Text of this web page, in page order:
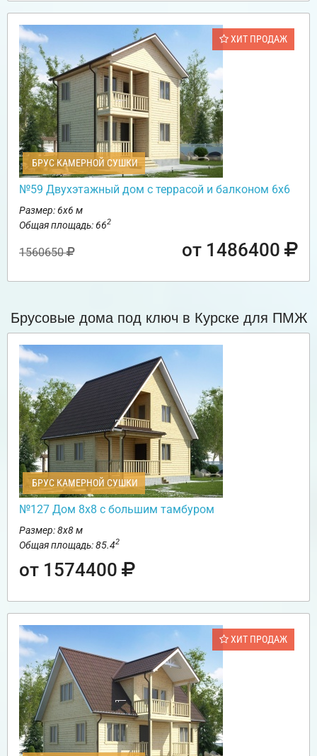
ХИТ ПРОДАЖ
БРУС КАМЕРНОЙ СУШКИ
№59 Двухэтажный дом с террасой и балконом 6х6
Размер: 6х6 м
Общая площадь: 662
1560650 от 1486400
Брусовые дома под ключ в Курске для ПМЖ
БРУС КАМЕРНОЙ СУШКИ
№127 Дом 8х8 с большим тамбуром
Размер: 8х8 м
Общая площадь: 85.42
от 1574400
ХИТ ПРОДАЖ